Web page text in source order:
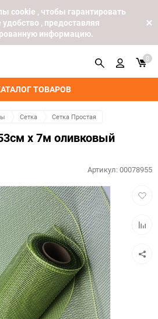
cookie , чтобы гарантировать
, предоставляя
информацию.
ТОВАРОВ
0
Сетка Сетка Простая
х 7м оливковый
Артикул:00078955